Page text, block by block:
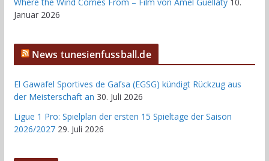
Januar 2026
News tunesienfussball.de
El Gawafel Sportives de Gafsa (EGSG) kündigt Rückzug aus
der Meisterschaft an 30. Juli 2026
Ligue 1 Pro: Spielplan der ersten 15 Spieltage der Saison
2026/2027 29. Juli 2026